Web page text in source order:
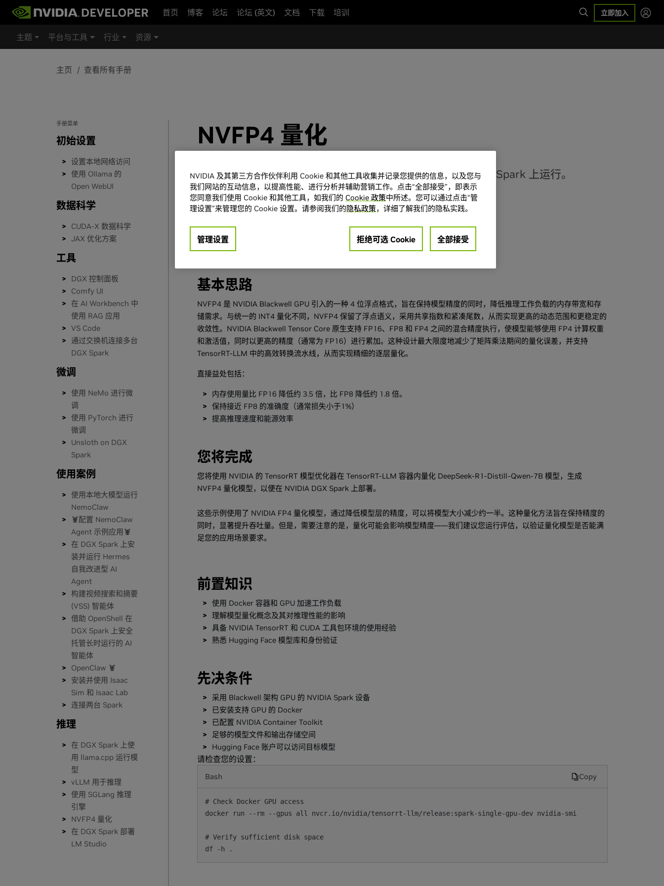
首页 博客 论坛 论坛 (英文) 文档 下载 培训 立即加入
主题 平台与工具 行业 资源
主页 查看所有手册
手册菜单
初始设置
设置本地网络访问
使用 Ollama 的
Open WebUI
数据科学
CUDA-X 数据科学
JAX 优化方案
工具
DGX 控制面板
Comfy UI
在 AI Workbench 中
使用 RAG 应用
VS Code
通过交换机连接多台
DGX Spark
微调
使用 NeMo 进行微
调
使用 PyTorch 进行
微调
Unsloth on DGX
Spark
使用案例
使用本地大模型运行
NemoClaw
🦞配置 NemoClaw
Agent 示例应用🦞
在 DGX Spark 上安
装并运行 Hermes
自我改进型 AI
Agent
构建视频搜索和摘要
(VSS) 智能体
借助 OpenShell 在
DGX Spark 上安全
托管长时运行的 AI
智能体
OpenClaw 🦞
安装并使用 Isaac
Sim 和 Isaac Lab
连接两台 Spark
推理
在 DGX Spark 上使
用 llama.cpp 运行模
型
vLLM 用于推理
使用 SGLang 推理
引擎
NVFP4 量化
在 DGX Spark 部署
LM Studio
NVFP4 量化
将模型量化为 NVFP4，以使用 TensorRT Model Optimizer 在 Spark 上运行。
概述
基本思路
NVFP4 是 NVIDIA Blackwell GPU 引入的一种 4 位浮点格式，旨在保持模型精度的同时，降低推理工作负载的内存带宽和存
储需求。与统一的 INT4 量化不同，NVFP4 保留了浮点语义，采用共享指数和紧凑尾数，从而实现更高的动态范围和更稳定的
收敛性。NVIDIA Blackwell Tensor Core 原生支持 FP16、FP8 和 FP4 之间的混合精度执行，使模型能够使用 FP4 计算权重
和激活值，同时以更高的精度（通常为 FP16）进行累加。这种设计最大限度地减少了矩阵乘法期间的量化误差，并支持
TensorRT-LLM 中的高效转换流水线，从而实现精细的逐层量化。
直接益处包括：
内存使用量比 FP16 降低约 3.5 倍，比 FP8 降低约 1.8 倍。
保持接近 FP8 的准确度（通常损失小于1%）
提高推理速度和能源效率
您将完成
您将使用 NVIDIA 的 TensorRT 模型优化器在 TensorRT-LLM 容器内量化 DeepSeek-R1-Distill-Qwen-7B 模型，生成
NVFP4 量化模型，以便在 NVIDIA DGX Spark 上部署。
这些示例使用了 NVIDIA FP4 量化模型，通过降低模型层的精度，可以将模型大小减少约一半。这种量化方法旨在保持精度的
同时，显著提升吞吐量。但是，需要注意的是，量化可能会影响模型精度——我们建议您运行评估，以验证量化模型是否能满
足您的应用场景要求。
前置知识
使用 Docker 容器和 GPU 加速工作负载
理解模型量化概念及其对推理性能的影响
具备 NVIDIA TensorRT 和 CUDA 工具包环境的使用经验
熟悉 Hugging Face 模型库和身份验证
先决条件
采用 Blackwell 架构 GPU 的 NVIDIA Spark 设备
已安装支持 GPU 的 Docker
已配置 NVIDIA Container Toolkit
足够的模型文件和输出存储空间
Hugging Face 账户可以访问目标模型
请检查您的设置：
Bash Copy
# Check Docker GPU access
docker run --rm --gpus all nvcr.io/nvidia/tensorrt-llm/release:spark-single-gpu-dev nvidia-smi
# Verify sufficient disk space
df -h .
NVIDIA 及其第三方合作伙伴利用 Cookie 和其他工具收集并记录您提供的信息，以及您与
我们网站的互动信息，以提高性能、进行分析并辅助营销工作。点击“全部接受”，即表示
您同意我们使用 Cookie 和其他工具，如我们的 Cookie 政策中所述。您可以通过点击“管
理设置”来管理您的 Cookie 设置。请参阅我们的隐私政策，详细了解我们的隐私实践。
管理设置 拒绝可选 Cookie 全部接受